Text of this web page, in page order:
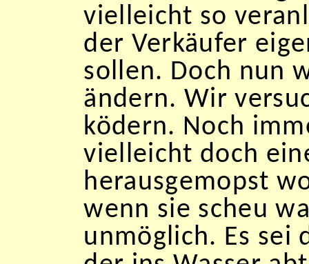
vielleicht so
der Verkäufer
sollen. Doch nun
ändern. Wir
ködern. Noch
vielleicht doch
herausgemopst
wenn sie scheu
unmöglich. Es sei